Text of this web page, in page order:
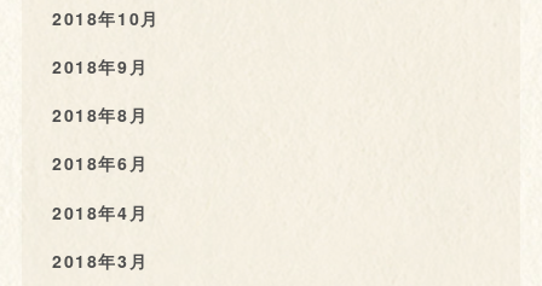
2018年10月
2018年9月
2018年8月
2018年6月
2018年4月
2018年3月